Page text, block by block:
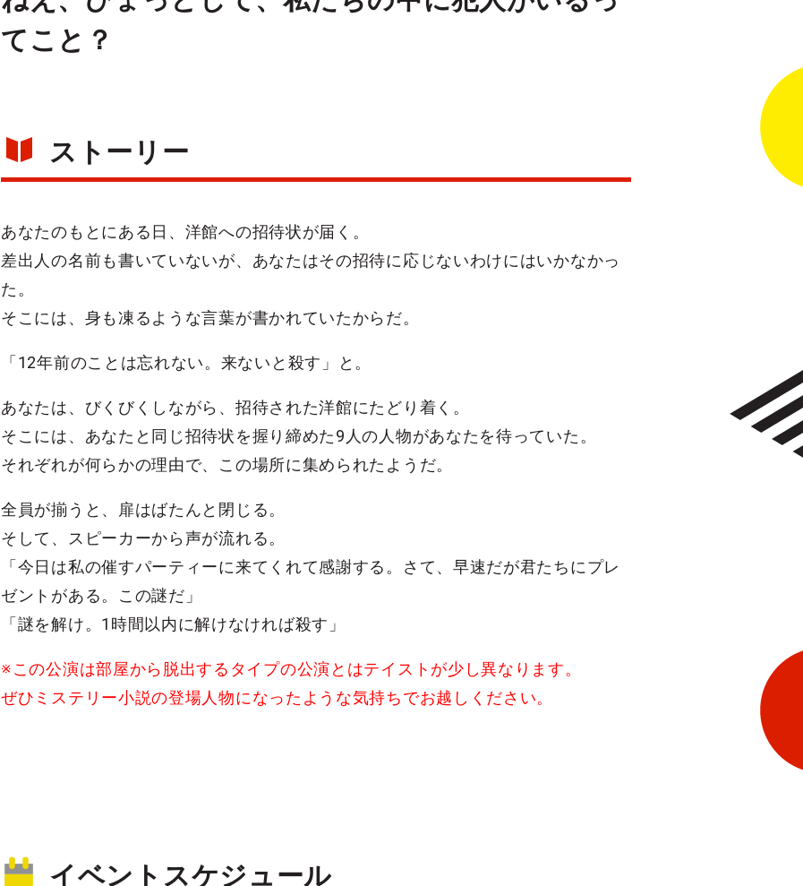
てこと？
ストーリー
あなたのもとにある日、洋館への招待状が届く。
差出人の名前も書いていないが、あなたはその招待に応じないわけにはいかなかっ
た。
そこには、身も凍るような言葉が書かれていたからだ。
「12年前のことは忘れない。来ないと殺す」と。
あなたは、びくびくしながら、招待された洋館にたどり着く。
そこには、あなたと同じ招待状を握り締めた9人の人物があなたを待っていた。
それぞれが何らかの理由で、この場所に集められたようだ。
全員が揃うと、扉はばたんと閉じる。
そして、スピーカーから声が流れる。
「今日は私の催すパーティーに来てくれて感謝する。さて、早速だが君たちにプレ
ゼントがある。この謎だ」
「謎を解け。1時間以内に解けなければ殺す」
※この公演は部屋から脱出するタイプの公演とはテイストが少し異なります。
ぜひミステリー小説の登場人物になったような気持ちでお越しください。
イベントスケジュール